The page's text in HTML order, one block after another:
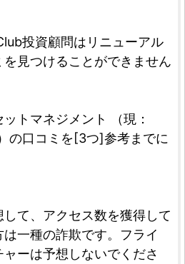
投資顧問はリニューアル
見つけることができません
トマネジメント （現：
の口コミを[3つ]参考までに
して、アクセス数を獲得して
一種の詐欺です。フライ
ャーは予想しないでくださ